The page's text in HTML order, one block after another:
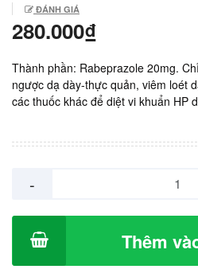
ĐÁNH GIÁ
280.000₫
Thành phần: Rabeprazole 20mg.
ngược dạ dày-thực quản, viêm loét
các thuốc khác để diệt vi khuẩn HP
-
Thêm